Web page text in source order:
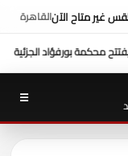
غير متاح الآنالقاهرة
الشيخ يكتب : أداء وزارة
☰